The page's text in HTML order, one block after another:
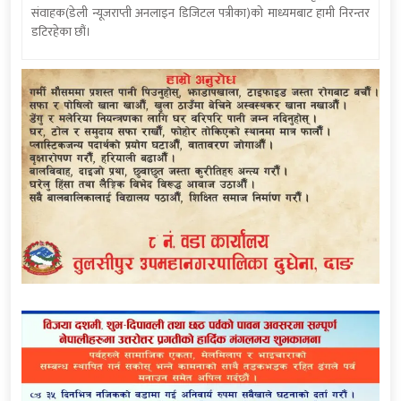
संवाहक(डेली न्यूजराप्ती अनलाइन डिजिटल पत्रीका)को माध्यमबाट हामी निरन्तर
डटिरहेका छौं।